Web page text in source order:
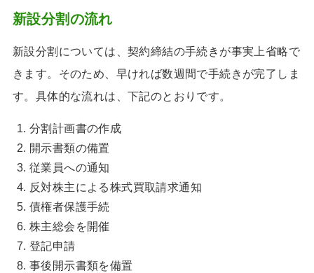
新設分割の流れ
新設分割については、契約締結の手続きが事実上省略で
きます。そのため、早ければ数週間で手続きが完了しま
す。具体的な流れは、下記のとおりです。
分割計画書の作成
開示書類の備置
従業員への通知
反対株主による株式買取請求通知
債権者保護手続
株主総会を開催
登記申請
事後開示書類を備置